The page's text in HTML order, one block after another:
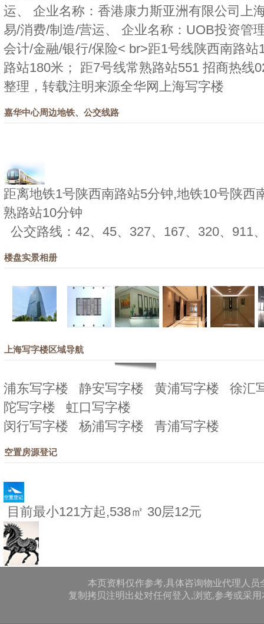
运、 企业名称：香港康力斯亚洲有限公司上
易/消费/制造/营运、 企业名称：UOB投资管
会计/金融/银行/保险< br>距1号线陕西南路
路站180米； 距7号线常熟路站551 招商热线
整理，转载注明来源全华网上海写字楼
嘉华中心周边地铁、公交线路
距离地铁1号陕西南路站5分钟,地铁10号陕西
熟路站10分钟
公交路线：42、45、327、167、320、911
楼盘实景相册
上海写字楼区域导航
浦东写字楼 静安写字楼 黄浦写字楼
徐汇
陀写字楼
虹口写字楼
闵行写字楼
杨浦写字楼 青浦写字楼
空置房源登记
目前最小121方起,538㎡ 30层12元
本页资料仅作参考,具体咨询物业代理人员
复制拷贝注明出处对任何登入,浏览,参考或采